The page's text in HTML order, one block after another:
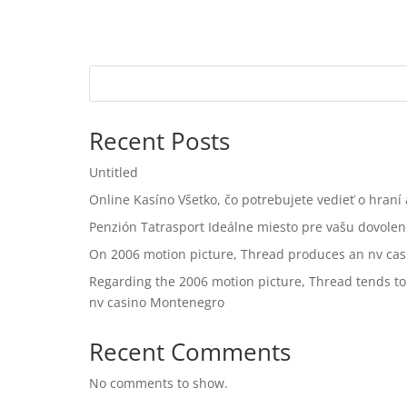
Recent Posts
Untitled
Online Kasíno Všetko, čo potrebujete vedieť o hraní
Penzión Tatrasport Ideálne miesto pre vašu
On 2006 motion picture, Thread produces an nv
Regarding the 2006 motion picture, Thread tends
nv casino Montenegro
Recent Comments
No comments to show.